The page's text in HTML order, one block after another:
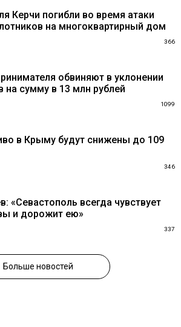
Керчи погибли во время атаки
на многоквартирный дом
366
обвиняют в уклонении
на сумму в 13 млн рублей
1099
в Крыму будут снижены до 109
346
«Севастополь всегда чувствует
и дорожит ею»
337
Больше новостей